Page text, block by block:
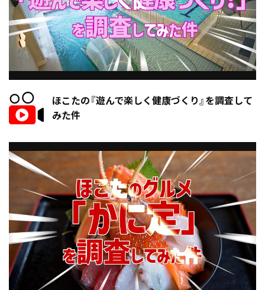
ほこたの『遊んで楽しく健康づくり』を調査して
みた件